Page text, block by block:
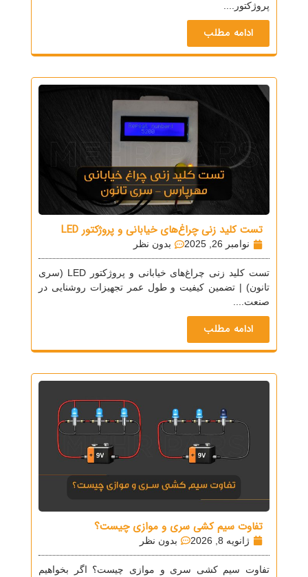
پروژکتور....
ادامه مطلب
تست کلید زنی چراغ‌های خیابانی و پروژکتور LED
نوامبر 26, 2025 بدون نظر
تست کلید زنی چراغ‌های خیابانی و پروژکتور LED (سری
تانون) | تضمین کیفیت و طول عمر تجهیزات روشنایی در
صنعت....
ادامه مطلب
تفاوت سیم کشی سری و موازی چیست؟
ژانویه 8, 2026 بدون نظر
تفاوت سیم کشی سری و موازی چیست؟ اگر بخواهیم